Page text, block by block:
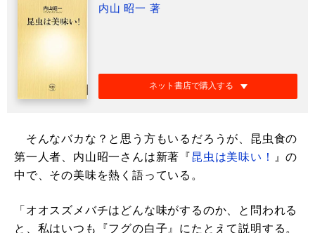
内山 昭一 著
ネット書店で購入する
そんなバカな？と思う方もいるだろうが、昆虫食の
第一人者、内山昭一さんは新著『昆虫は美味い！
』の
中で、その美味を熱く語っている。
「オオスズメバチはどんな味がするのか、と問われる
と、私はいつも『フグの白子』にたとえて説明する。